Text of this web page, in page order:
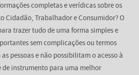
completas e verídicas sobre os
Cidadão, Trabalhador e Consumidor? O
trazer tudo de uma forma simples e
sem complicações ou termos
pessoas e não possibilitam o acesso à
de instrumento para uma melhor